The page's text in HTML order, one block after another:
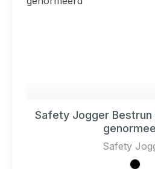
Safety Jogger
Safety